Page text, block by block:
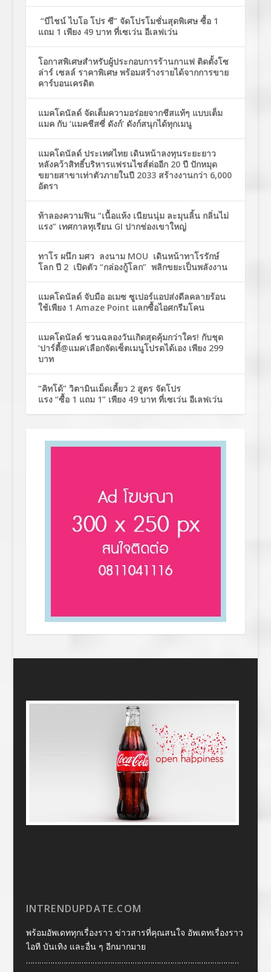
“บีไชน์ ไบโอ โปร ซี” จัดโปรโมชั่นสุดพิเศษ ซื้อ 1
แถม 1 เพียง 49 บาท ที่เซเว่น อีเลฟเว่น
โอกาสพิเศษสำหรับผู้ประกอบการร้านกาแฟ ติดตั้งโซ
ล่าร์ เซลล์ ราคาพิเศษ พร้อมสร้างรายได้จากการขาย
คาร์บอนเครดิต
แมคโดนัลด์ จัดเต็มความอร่อยจากชีสแท้ๆ แบบเต็ม
แมค กับ ‘แมคชีสซี่ ดังก์’ ดังก์สนุกได้ทุกเมนู
แมคโดนัลด์ ประเทศไทย เดินหน้าลงทุนระยะยาว
หลังคว้าสิทธิ์บริหารแฟรนไชส์ต่ออีก 20 ปี ปักหมุด
ขยายสาขาเท่าตัวภายในปี 2033 สร้างงานกว่า 6,000
อัตรา
ท้าลองความฟิน “เนื้อแห้ง เนียนนุ่ม ละมุนลิ้น กลิ่นไม่
แรง” เทศกาลทุเรียน GI ปากช่องเขาใหญ่
ทาโร ผนึก มศว ลงนาม MOU เดินหน้าทาโรรักษ์
โลก ปี 2 เปิดตัว “กล่องกู้โลก” พลิกขยะเป็นพลังงาน
แมคโดนัลด์ จับมือ อเมซ ซูเปอร์แอปส่งดีลคลายร้อน
ใช้เพียง 1 Amaze Point แลกซื้อไอศกรีมโคน
แมคโดนัลด์ ชวนฉลองวันเกิดสุดคุ้มกว่าใคร! กับชุด
‘ปาร์ตี้@แมค’เลือกจัดเซ็ตเมนูโปรดได้เอง เพียง 299
บาท
“คิทโด้” วิตามินเม็ดเคี้ยว 2 สูตร จัดโปร
แรง “ซื้อ 1 แถม 1” เพียง 49 บาท ที่เซเว่น อีเลฟเว่น
INTRENDUPDATE.COM
พร้อมอัพเดททุกเรื่องราว ข่าวสารที่คุณสนใจ อัพเดทเรื่องราว
ไอที บันเทิง และอื่น ๆ อีกมากมาย
……………………………………………………………………………………